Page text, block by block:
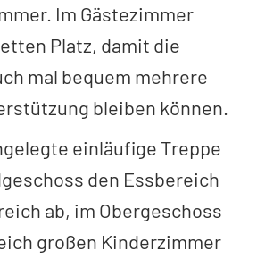
Im Gästezimmer
Platz, damit die
mal bequem mehrere
bleiben können.
einläufige Treppe
den Essbereich
ab, im Obergeschoss
großen Kinderzimmer